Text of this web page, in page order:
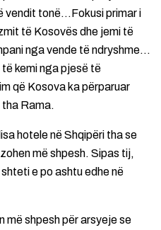
vendit tonë…Fokusi primar i
të Kosovës dhe jemi të
nga vende të ndryshme…
kemi nga pjesë të
që Kosova ka përparuar
tha Rama.
hotele në Shqipëri tha se
më shpesh. Sipas tij,
e po ashtu edhe në
më shpesh për arsyeje se